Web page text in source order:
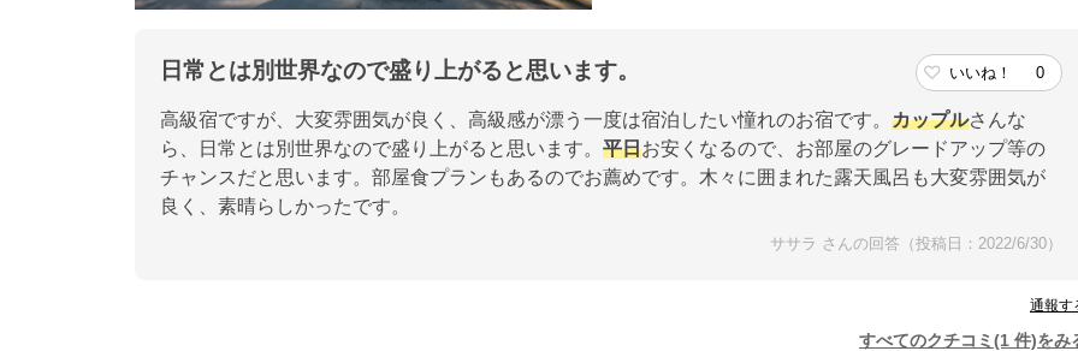
日常とは別世界なので盛り上がると思います。 いいね！ 0
高級宿ですが、大変雰囲気が良く、高級感が漂う一度は宿泊したい憧れのお宿です。 カップルさんな
ら、日常とは別世界なので盛り上がると思います。 平日お安くなるので、お部屋のグレードアップ等の
チャンスだと思います。部屋食プランもあるのでお薦めです。木々に囲まれた露天風呂も大変雰囲気が
良く、素晴らしかったです。
ササラ さんの回答（投稿日：2022/6/30）
通報す
すべてのクチコミ(1 件)をみ